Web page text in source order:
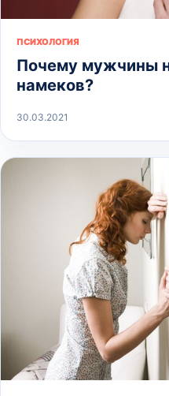
ПСИХОЛОГИЯ
Почему мужчины
намеков?
30.03.2021